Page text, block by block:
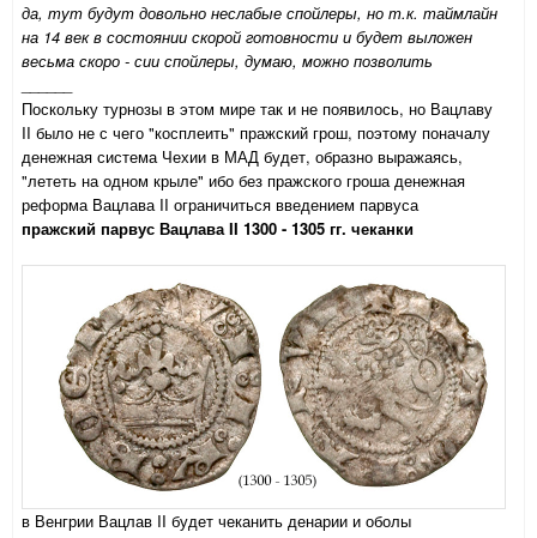
да, тут будут довольно неслабые спойлеры, но т.к. таймлайн
на 14 век в состоянии скорой готовности и будет выложен
весьма скоро - сии спойлеры, думаю, можно позволить
Поскольку турнозы в этом мире так и не появилось, но Вацлаву
II было не с чего "косплеить" пражский грош, поэтому поначалу
денежная система Чехии в МАД будет, образно выражаясь,
"лететь на одном крыле" ибо без пражского гроша денежная
реформа Вацлава II ограничиться введением парвуса
пражский парвус Вацлава II 1300 - 1305 гг. чеканки
в Венгрии Вацлав II будет чеканить денарии и оболы